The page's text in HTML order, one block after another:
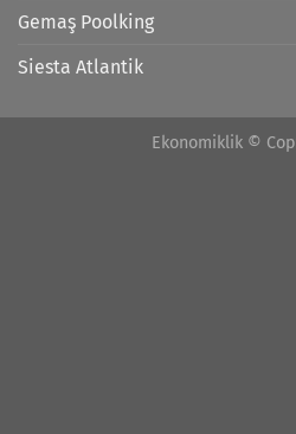
Gemaş Poolking
Siesta Atlantik
Ekonomiklik ©